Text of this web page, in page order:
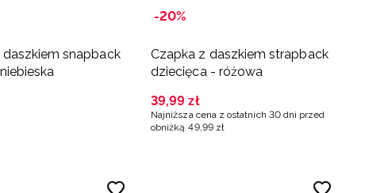
snapback
-20%
Czapka z daszkiem strapback
dziecięca - różowa
39,99 zł
Najniższa cena z ostatnich 30 dni przed
obniżką 49,99 zł